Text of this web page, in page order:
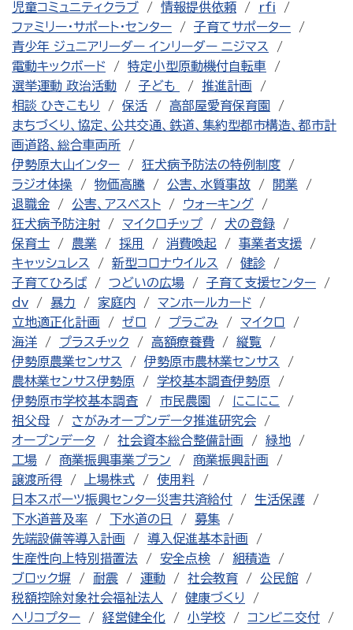
児童コミュニティクラブ
情報提供依頼
rfi
ファミリー・サポート・センター
子育てサポーター
青少年 ジュニアリーダー インリーダー ニジマス
電動キックボード
特定小型原動機付自転車
選挙運動 政治活動
子ども
推進計画
相談 ひきこもり
保活
高部屋愛育保育園
まちづくり、協定、公共交通、鉄道、集約型都市構造、都市計
画道路、総合車両所
伊勢原大山インター
狂犬病予防法の特例制度
ラジオ体操
物価高騰 公害、水質事故
開業
退職金
公害、アスベスト
ウォーキング
狂犬病予防注射
マイクロチップ
犬の登録
保育士
農業 採用 消費喚起
事業者支援
キャッシュレス
新型コロナウイルス
健診
子育てひろば
つどいの広場
子育て支援センター
dv
暴力 家庭内
マンホールカード
立地適正化計画
ゼロ プラごみ
マイクロ
海洋
プラスチック 高額療養費
縦覧
伊勢原農業センサス
伊勢原市農林業センサス
農林業センサス伊勢原
学校基本調査伊勢原
伊勢原市学校基本調査
市民農園
にこにこ
祖父母
さがみオープンデータ推進研究会
オープンデータ
社会資本総合整備計画
緑地
工場
商業振興事業プラン
商業振興計画
譲渡所得
上場株式
使用料
日本スポーツ振興センター災害共済給付
生活保護
下水道普及率
下水道の日
募集
先端設備等導入計画
導入促進基本計画
生産性向上特別措置法
安全点検
組積造
ブロック塀
耐震 運動 社会教育
公民館
税額控除対象社会福祉法人
健康づくり
ヘリコプター
経営健全化 小学校
コンビニ交付